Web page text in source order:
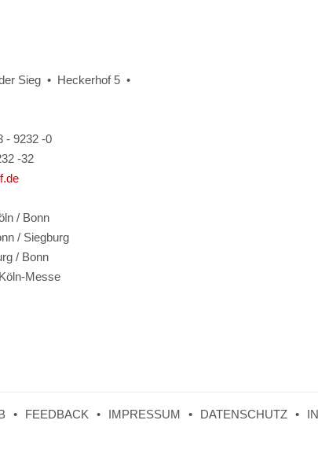
Sieg • Heckerhof 5 •
- 9232 -0
-32
/ Bonn
/ Siegburg
/ Bonn
Messe
FEEDBACK IMPRESSUM DATENSCHUTZ